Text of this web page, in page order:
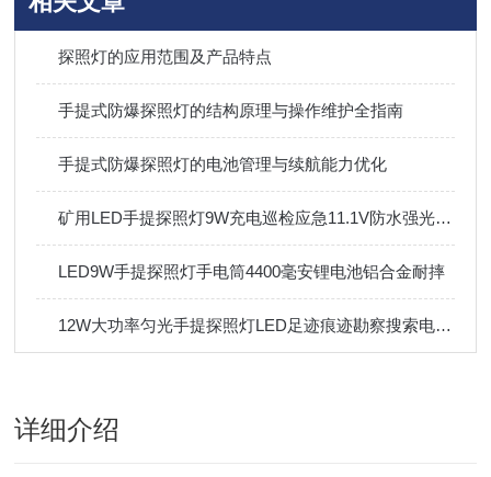
探照灯的应用范围及产品特点
手提式防爆探照灯的结构原理与操作维护全指南
手提式防爆探照灯的电池管理与续航能力优化
矿用LED手提探照灯9W充电巡检应急11.1V防水强光手电筒
LED9W手提探照灯手电筒4400毫安锂电池铝合金耐摔
12W大功率匀光手提探照灯LED足迹痕迹勘察搜索电量显示IP65
详细介绍